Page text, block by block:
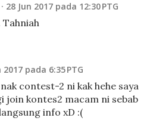
28 Jun 2017 pada 12:30 PTG
Tahniah
2017 pada 6:35 PTG
contest-2 ni kak hehe saya
join kontes2 macam ni sebab
info xD :(